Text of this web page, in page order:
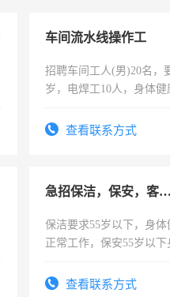
车间流水线操作工
招聘车间工人(男)20名，
岁，电焊工10人，身体
宿，免费发放劳保用品，
查看联系方式
急招保洁，保安，客服，工程
保洁要求55岁以下，身
正常工作，保安55岁以
录，客服要求45岁以下高
查看联系方式